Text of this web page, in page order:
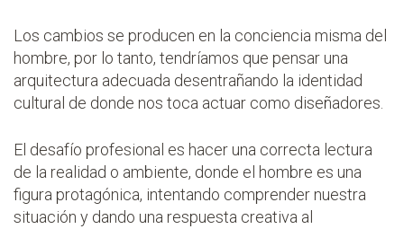
Los cambios se producen en la conciencia misma del
hombre, por lo tanto, tendríamos que pensar una
arquitectura adecuada desentrañando la identidad
cultural de donde nos toca actuar como diseñadores.
El desafío profesional es hacer una correcta lectura
de la realidad o ambiente, donde el hombre es una
figura protagónica, intentando comprender nuestra
situación y dando una respuesta creativa al